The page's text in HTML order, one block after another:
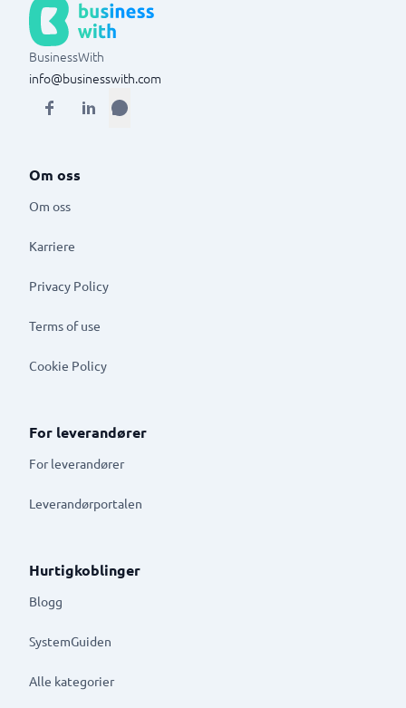
BusinessWith
info@businesswith.com
Om oss
Om oss
Karriere
Privacy Policy
Terms of use
Cookie Policy
For leverandører
For leverandører
Leverandørportalen
Hurtigkoblinger
Blogg
SystemGuiden
Alle kategorier